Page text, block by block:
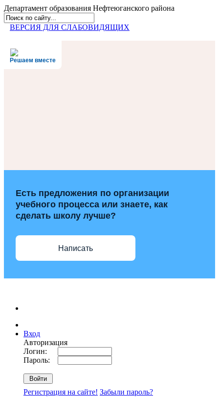
Департамент образования Нефтеюганского района
ВЕРСИЯ ДЛЯ СЛАБОВИДЯЩИХ
Решаем вместе
Есть предложения по организации
учебного процесса или знаете, как
сделать школу лучше?
Написать
Вход
Авторизация
Логин:
Пароль:
Регистрация на сайте! Забыли пароль?